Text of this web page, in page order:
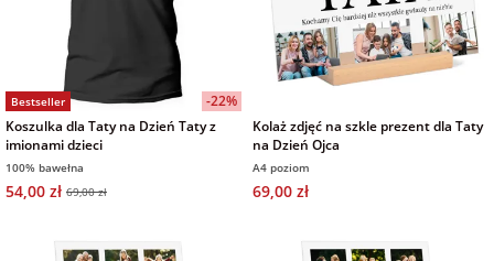
Bestseller
-22%
Koszulka dla Taty na Dzień Taty z
imionami dzieci
100% bawełna
54,00 zł 69,00 zł
Kolaż zdjęć na szkle prezent dla Taty
na Dzień Ojca
A4 poziom
69,00 zł